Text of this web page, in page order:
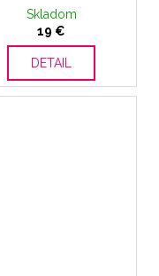
Skladom
19 €
DETAIL